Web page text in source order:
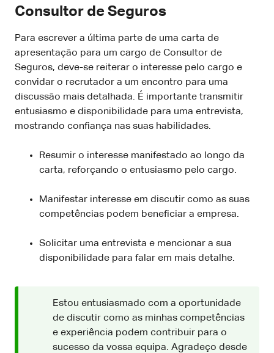
Consultor de Seguros
Para escrever a última parte de uma carta de
apresentação para um cargo de Consultor de
Seguros, deve-se reiterar o interesse pelo cargo e
convidar o recrutador a um encontro para uma
discussão mais detalhada. É importante transmitir
entusiasmo e disponibilidade para uma entrevista,
mostrando confiança nas suas habilidades.
Resumir o interesse manifestado ao longo da
carta, reforçando o entusiasmo pelo cargo.
Manifestar interesse em discutir como as suas
competências podem beneficiar a empresa.
Solicitar uma entrevista e mencionar a sua
disponibilidade para falar em mais detalhe.
Estou entusiasmado com a oportunidade
de discutir como as minhas competências
e experiência podem contribuir para o
sucesso da vossa equipa. Agradeço desde